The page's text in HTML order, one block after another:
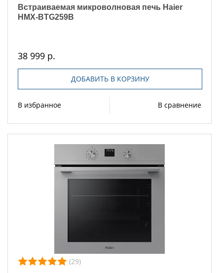
Встраиваемая микроволновая печь Haier
HMX-BTG259B
38 999 р.
ДОБАВИТЬ В КОРЗИНУ
В избранное В сравнение
(29)